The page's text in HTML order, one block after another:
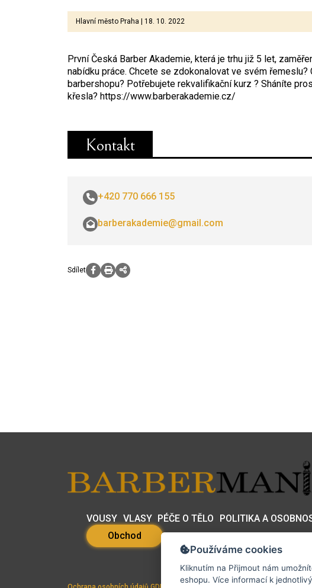
Hlavní město Praha | 18. 10. 2022
První Česká Barber Akademie, která je trhu již 5 let,
nabídku práce. Chcete se zdokonalovat ve svém
barbershopu? Potřebujete rekvalifikační kurz ? Sháníte
křesla? https://www.barberakademie.cz/
Kontakt
+420 770 666 155
barberakademie@gmail.com
Sdílet
VOUSY VLASY PÉČE O TĚLO POLITIKA A
Obchod
Používáme cookies
Kliknutím na Přijmout nám
eshopu. Více informací k